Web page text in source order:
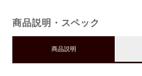
商品説明・スペック
商品説明